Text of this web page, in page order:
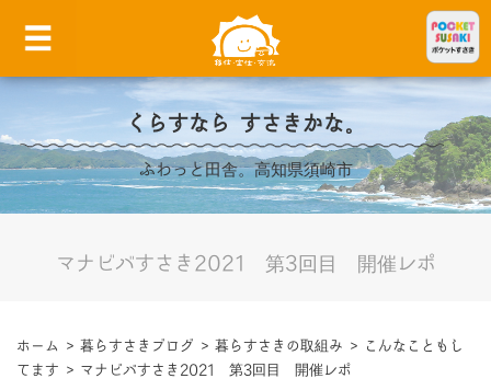
くらすなら すさきかな。
ふわっと田舎。高知県須崎市
マナビバすさき2021 第3回目 開催レポ
ホーム > 暮らすさきブログ > 暮らすさきの取組み >
こんなこともし
てます > マナビバすさき2021 第3回目 開催レポ